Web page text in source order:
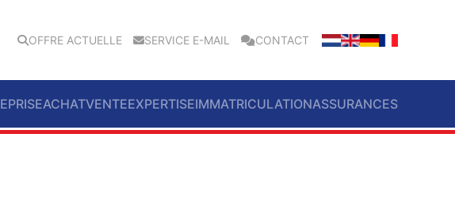
OFFRE ACTUELLE SERVICE E-MAIL CONTACT
ACHATVENTEEXPERTISEIMMATRICULATIONASSURANCES